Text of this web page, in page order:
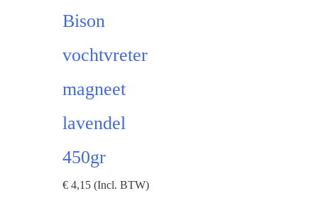
Bison
vochtvreter
magneet
lavendel
450gr
€ 4,15 (Incl. BTW)